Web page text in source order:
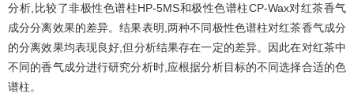
分析,比较了非极性色谱柱HP-5MS和极性色谱柱CP-Wax对红茶香气
成分分离效果的差异。结果表明,两种不同极性色谱柱对红茶香气成分
的分离效果均表现良好,但分析结果存在一定的差异。因此在对红茶中
不同的香气成分进行研究分析时,应根据分析目标的不同选择合适的色
谱柱。